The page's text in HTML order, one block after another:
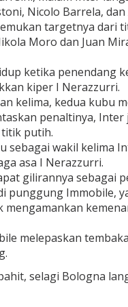
Nicolo Barrela, dan
targetnya dari
Moro dan Juan
ketika penendang
kiper I Nerazzurri.
kelima, kedua kubu
penaltinya, Inter
putih.
sebagai wakil kelima
asa I Nerazzurri.
gilirannya sebagai
punggung Immobile,
melepaskan
selagi Bologna